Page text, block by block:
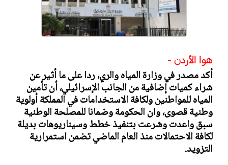
هوا الأردن -
أكد مصدر في وزارة المياه والري، ردا على ما أثير عن
شراء كميات إضافية من الجانب الإسرائيلي، أن تأمين
المياه للمواطنين ولكافة الاستخدامات في المملكة أولوية
وطنية قصوى، وان الحكومة وضمانا للمصلحة الوطنية
سبق واعدت وشرعت بتنفيذ خطط وسيناريوهات بديلة
لكافة الاحتمالات منذ العام الماضي تضمن استمرارية
التزويد.